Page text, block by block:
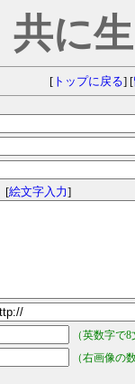
共に
[トップに戻る] [
[絵文字入力]
（英数字で
（右画像の